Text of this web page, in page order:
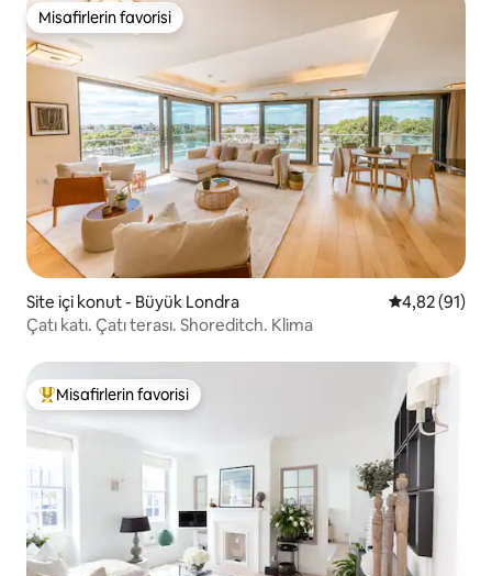
Misafirlerin favorisi
Misafirlerin favorisi
Site içi konut - Büyük Londra 5 üzerinden
4,82 (91)
Çatı katı. Çatı terası. Shoreditch. Klima
Misafirlerin favorilerinden en beğenilenler arasında
Misafirlerin favorisi